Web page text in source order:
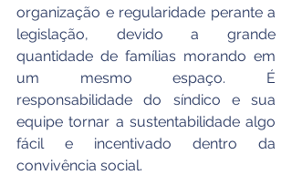
organização e regularidade perante a
legislação, devido a grande
quantidade de famílias morando em
um mesmo espaço. É
responsabilidade do síndico e sua
equipe tornar a sustentabilidade algo
fácil e incentivado dentro da
convivência social.